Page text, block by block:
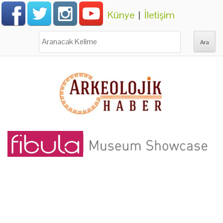
Künye | İletişim